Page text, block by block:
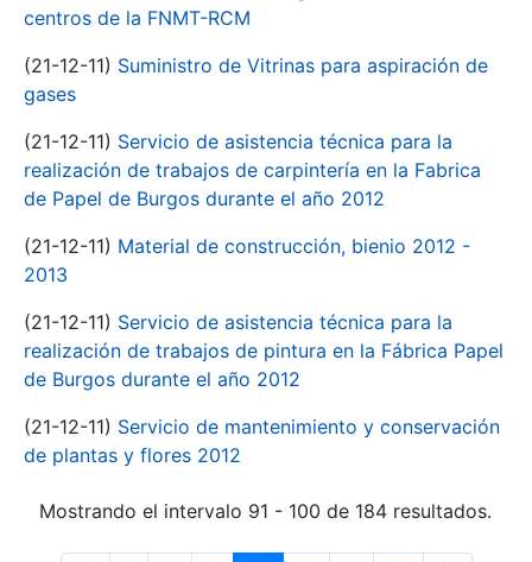
centros de la FNMT-RCM
(21-12-11) Suministro de Vitrinas para aspiración de
gases
(21-12-11) Servicio de asistencia técnica para la
realización de trabajos de carpintería en la Fabrica
de Papel de Burgos durante el año 2012
(21-12-11) Material de construcción, bienio 2012 -
2013
(21-12-11) Servicio de asistencia técnica para la
realización de trabajos de pintura en la Fábrica Papel
de Burgos durante el año 2012
(21-12-11) Servicio de mantenimiento y conservación
de plantas y flores 2012
Mostrando el intervalo 91 - 100 de 184 resultados.